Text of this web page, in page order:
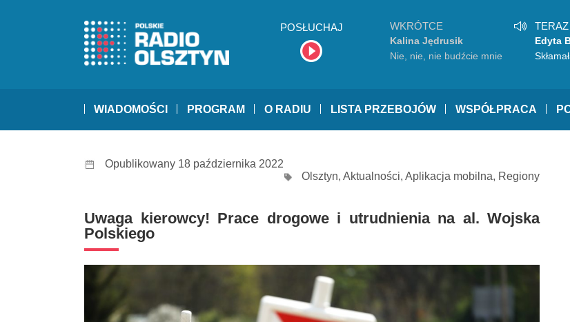
POSŁUCHAJ WKRÓTCE
Kalina Jędrusik
Nie, nie, nie budźcie mnie
Edyta
WIADOMOŚCI PROGRAM O RADIU LISTA PRZEBOJÓW WSPÓŁPRACA
Opublikowany 18 października 2022
Olsztyn, Aktualności, Aplikacja mobilna, Regiony
Uwaga kierowcy! Prace drogowe i utrudnienia na al. Wojska
Polskiego